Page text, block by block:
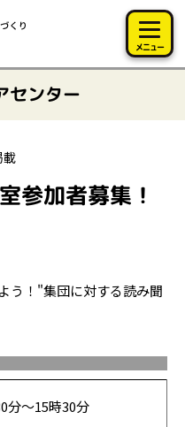
メニュー
センター
参加者募集！
う！"集団に対する読み聞
分～15時30分